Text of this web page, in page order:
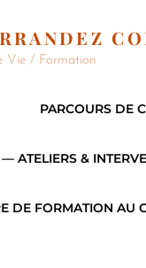
Vie / Formation
PARCOURS DE
ATELIERS &
DE FORMATION AU